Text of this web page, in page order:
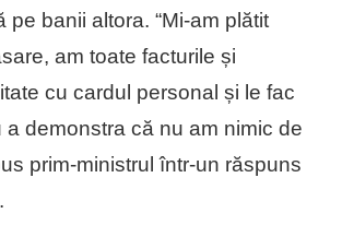
pe banii altora. “Mi-am plătit
am toate facturile și
cu cardul personal și le fac
a demonstra că nu am nimic de
prim-ministrul într-un răspuns
.